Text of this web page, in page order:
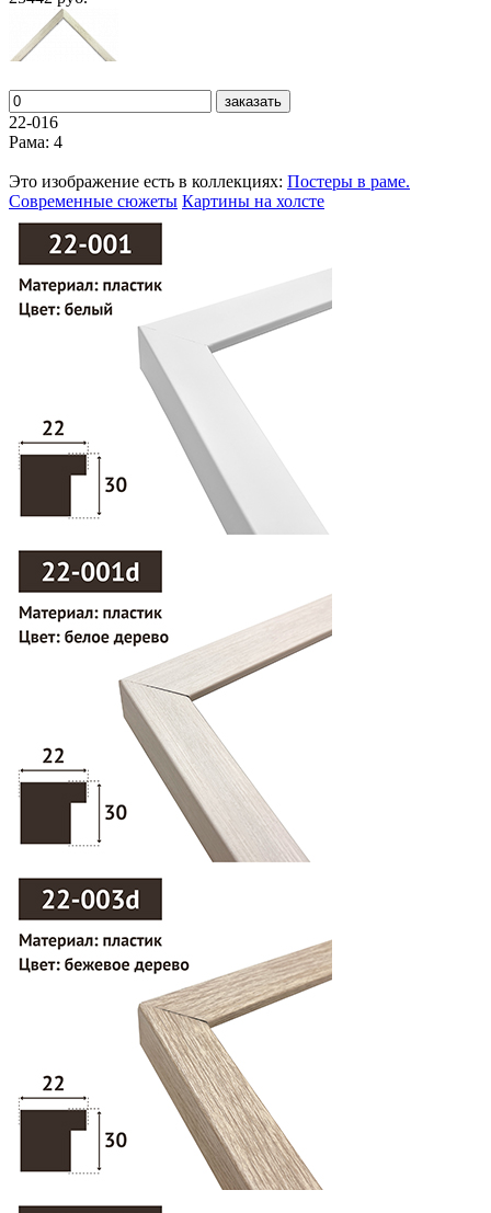
заказать
22-016
Рама: 4
Это изображение есть в коллекциях: Постеры в раме.
Современные сюжеты Картины на холсте